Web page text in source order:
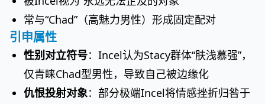
常与“Chad”（高魅力男性）形成固定配对
引申属性
性别对立符号：Incel认为Stacy群体“肤浅慕强”，
仅青睐Chad型男性，导致自己被边缘化
仇恨投射对象：部分极端Incel将情感挫折归咎于